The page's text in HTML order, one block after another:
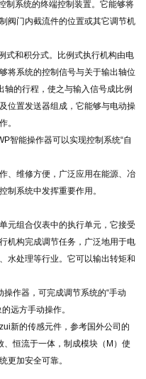
制系统的终端控制装置。它能够将
阀门内截流件的位置或其它调节机
式和积分式。比例式执行机构由电
将系统的控制信号与关于输出轴位
的行程，使之与输入信号成比例
位置发送器组成，它能够与电动操
。
智能操作器可以实现控制系统“自
、维修方便，广泛应用在能源、冶
制系统中发挥重要作用。
元组合仪表中的执行单元，它接受
机构完成调节任务，广泛地用于电
水处理等行业。它可以输出转矩和
作器，可完成调节系统的“手动
远方手动操作。
新的传感元件，参考国外公司的
恒流于一体，制成模块（M）使
更加安全可靠。